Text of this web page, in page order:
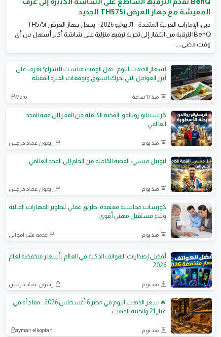
اﻟﻣﻌﯾﺷﺔ ﻣﻊ ﺟﮭﺎز اﻟﻌرض TH575i اﻟﺟدﯾد
دﺑﻲ، اﻹﻣﺎرات اﻟﻌرﺑﯾﺔ اﻟﻣﺗﺣدة – 31 ﯾوﻟﯾو 2026 – ﯾﺟﻌل ﺟﮭﺎز اﻟﻌرض TH575i
BenQ اﻟﺗرﻗﯾﺔ ﻣن اﻟﺗﻠﻔﺎز إﻟﻰ ﺗﺟرﺑﺔ ﺗرﻓﯾﮫ ﻣﻧزﻟﯾﺔ ﻋﻠﻰ ﺷﺎﺷﺔ أﻛﺑر أﺳﮭل ﻣن أي
وﻗت ﻣﺿﻰ،...
أسعار الذهب اليوم.. هل الوقت مناسب للشراء؟ تعرف على
أبرز العوامل التي تحرك السوق وتوقعات الفترة المقبلة
منذ 17 ساعة Mero
كريستيانو رونالدو: القصة الكاملة من الفقر إلى قمة المجد
العالمي
منذ يوم ريمون عماد جرجس
ليونيل ميسي: القصة الكاملة من الحلم إلى المجد العالمي
منذ يوم ريمون عماد جرجس
كورسات محاسبة معتمدة: طريق عملي لتطوير المهارات المالية
وبناء مستقبل مهني أقوى
منذ يوم خدمه نشر اموالي
أفضل إصدارات الهواتف الذكية في العالم بأسعار منخفضة لعام
2026
منذ يوم ريمون عماد جرجس
🔥 سعر الذهب اليوم في مصر 6 أغسطس 2026.. مفاجأة في
عيار 21 والجنيه الذهب
منذ يوم ayman elkoptan